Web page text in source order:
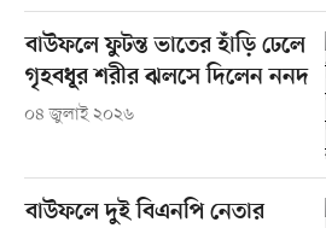
বাউফলে ফুটন্ত ভাতের হাঁড়ি ঢেলে
গৃহবধূর শরীর ঝলসে দিলেন ননদ
০৪ জুলাই ২০২৬
বাউফলে দুই বিএনপি নেতার